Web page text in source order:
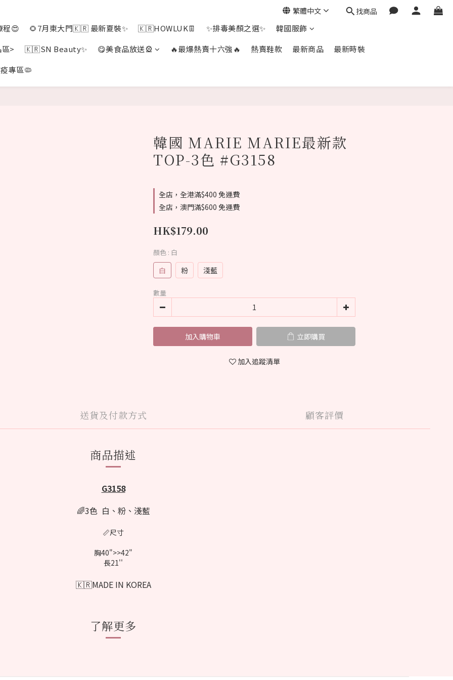
繁體中文 找商品
程😍 🌻7月東大門🇰🇷 最新夏裝✨ 🇰🇷HOWLUK👖 ✨排毒美顏之選✨
韓國服飾
>
🇰🇷SN Beauty✨ 😋美食品放送🎡 🔥最爆熱賣十六強🔥 熱賣鞋款 最新商品
最新時裝
專區🦠
韓國 MARIE MARIE最新款
TOP-3色 #G3158
全店，全港滿$400 免運費
全店，澳門滿$600 免運費
HK$179.00
顏色 : 白
白 粉 淺藍
數量
加入購物車 立即購買
加入追蹤清單
送貨及付款方式 顧客評價
商品描述
G3158
🌈3色 白、粉、淺藍
📏尺寸
胸40">>42"
長21''
🇰🇷MADE IN KOREA
了解更多